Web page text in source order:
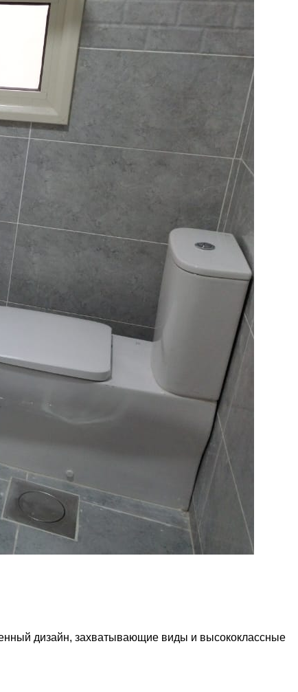
дизайн, захватывающие виды и высококлассные